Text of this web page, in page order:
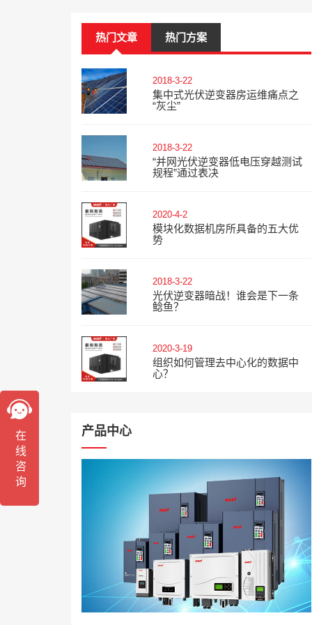
热门文章 热门方案
2018-3-22
集中式光伏逆变器房运维痛点之
“灰尘”
2018-3-22
“并网光伏逆变器低电压穿越测试
规程”通过表决
2020-4-2
模块化数据机房所具备的五大优
势
2018-3-22
光伏逆变器暗战！谁会是下一条
鲶鱼？
2020-3-19
组织如何管理去中心化的数据中
心？
产品中心
在线咨询